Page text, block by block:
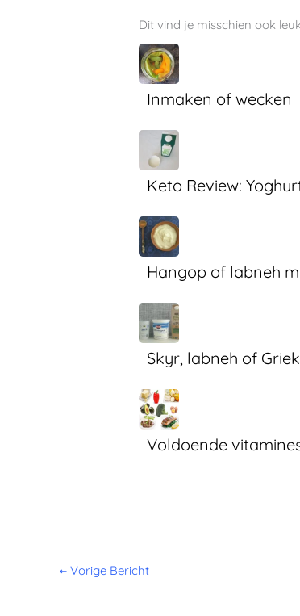
Dit vind je misschien ook
Inmaken of wecken
Keto Review:
Hangop of labneh
Skyr, labneh of
Voldoende
← Vorige Bericht